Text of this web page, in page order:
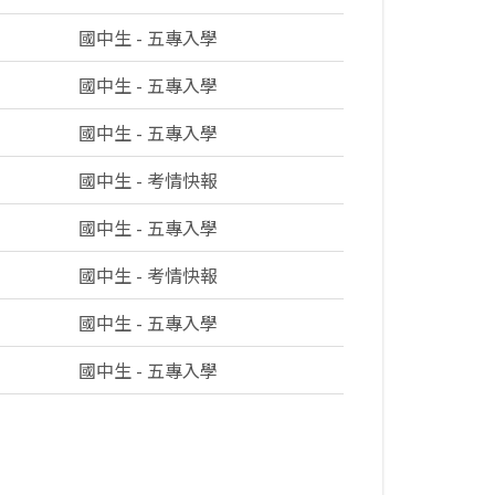
國中生 - 五專入學
國中生 - 五專入學
國中生 - 五專入學
國中生 - 考情快報
國中生 - 五專入學
國中生 - 考情快報
國中生 - 五專入學
國中生 - 五專入學